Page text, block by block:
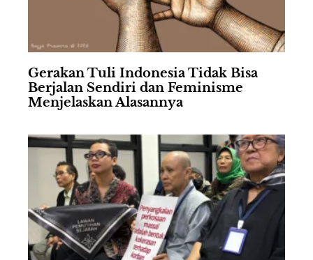
Gerakan Tuli Indonesia Tidak Bisa
Berjalan Sendiri dan Feminisme
Menjelaskan Alasannya